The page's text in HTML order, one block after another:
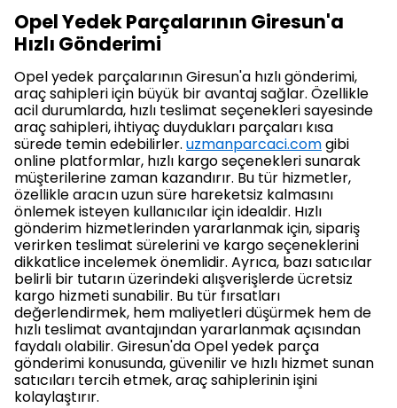
Opel Yedek Parçalarının Giresun'a
Hızlı Gönderimi
Opel yedek parçalarının Giresun'a hızlı gönderimi,
araç sahipleri için büyük bir avantaj sağlar. Özellikle
acil durumlarda, hızlı teslimat seçenekleri sayesinde
araç sahipleri, ihtiyaç duydukları parçaları kısa
sürede temin edebilirler. uzmanparcaci.comgibi
online platformlar, hızlı kargo seçenekleri sunarak
müşterilerine zaman kazandırır. Bu tür hizmetler,
özellikle aracın uzun süre hareketsiz kalmasını
önlemek isteyen kullanıcılar için idealdir. Hızlı
gönderim hizmetlerinden yararlanmak için, sipariş
verirken teslimat sürelerini ve kargo seçeneklerini
dikkatlice incelemek önemlidir. Ayrıca, bazı satıcılar
belirli bir tutarın üzerindeki alışverişlerde ücretsiz
kargo hizmeti sunabilir. Bu tür fırsatları
değerlendirmek, hem maliyetleri düşürmek hem de
hızlı teslimat avantajından yararlanmak açısından
faydalı olabilir. Giresun'da Opel yedek parça
gönderimi konusunda, güvenilir ve hızlı hizmet sunan
satıcıları tercih etmek, araç sahiplerinin işini
kolaylaştırır.